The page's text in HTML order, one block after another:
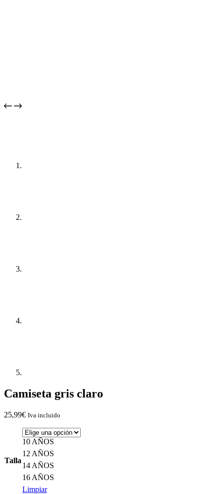
Camiseta gris claro
25,99€ Iva incluido
Talla
10 AÑOS
12 AÑOS
14 AÑOS
16 AÑOS
Limpiar